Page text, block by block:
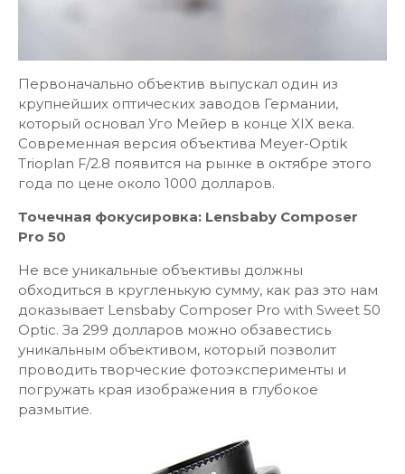
Первоначально объектив выпускал один из
крупнейших оптических заводов Германии,
который основал Уго Мейер в конце XIX века.
Современная версия объектива Meyer-Optik
Trioplan F/2.8 появится на рынке в октябре этого
года по цене около 1000 долларов.
Точечная фокусировка: Lensbaby Composer
Pro 50
Не все уникальные объективы должны
обходиться в кругленькую сумму, как раз это нам
доказывает Lensbaby Composer Pro with Sweet 50
Optic. За 299 долларов можно обзавестись
уникальным объективом, который позволит
проводить творческие фотоэксперименты и
погружать края изображения в глубокое
размытие.